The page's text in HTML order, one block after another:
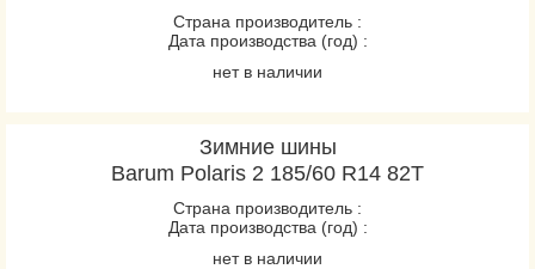
Страна производитель :
Дата производства (год) :
нет в наличии
Зимние шины
Barum Polaris 2 185/60 R14 82T
Страна производитель :
Дата производства (год) :
нет в наличии